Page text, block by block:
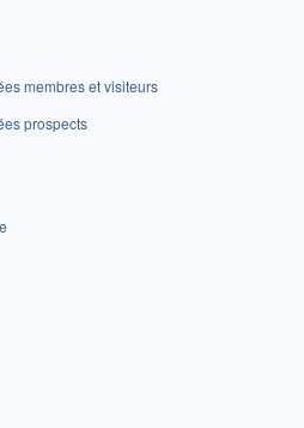
membres et visiteurs
prospects